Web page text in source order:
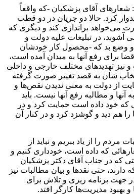
آقای پزشکیان -که واقعاً
کرد. حالا دو جریان در دو قطب
می‌خواهد براندازی کند و دیگری که
آشوبد، در تبلیغات علیه دولت و
و وضع بد که -محصول کار خودشان
برای رفع آنها به میدان آمده است،
و نیز تهدید‌های مختلف خارجی و داخلی
شان به قصد تغییر صورت گرفته
از دولت به معنی ندیدن نقص‌ها و
و مطالبه رفع آنها نیست. باید
که خود داده است حمایت کرد و در
هم دید و گوشزد کرد و در کنار آن
مردم را از یاد ببریم و نباید از
که داده است، خودداری کنیم و
که در جناب آقای دکتر پزشکیان
حتی نقد‌ها و بیان مطالبات نیز
جهت برنامه ریزی و تلاش برای
مدیریت‌ها کارگر افتد.